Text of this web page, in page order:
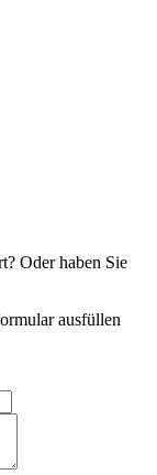
Oder haben Sie
ausfüllen